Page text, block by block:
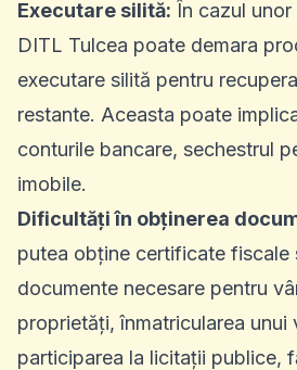
Executare silită: În cazul
DITL Tulcea poate demara
executare silită pentru
restante. Aceasta poate
conturile bancare, sechestrul
imobile.
Dificultăți în obținerea
putea obține certificate fiscale
documente necesare pentru
proprietăți, înmatricularea unui
participarea la licitații publice,